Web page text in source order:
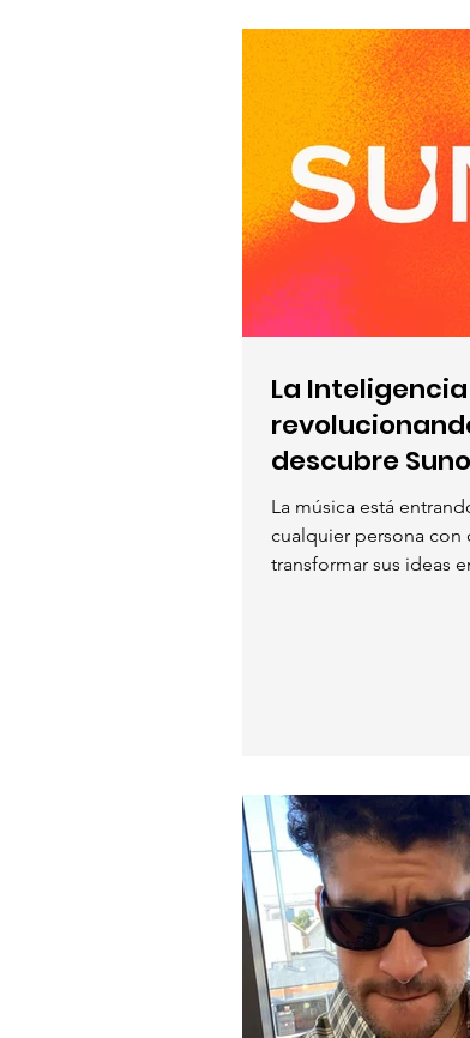
La
descubre Suno
La música está
cualquier persona con
transformar sus ideas
musicales. mediante el